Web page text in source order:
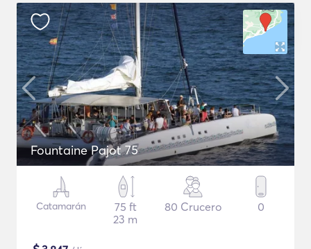
Fountaine Pajot 75
Catamarán
75 ft
23 m
80 Crucero 0